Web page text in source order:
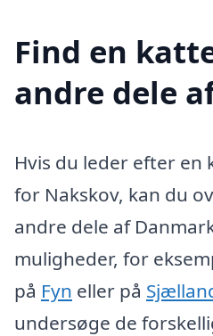
Find en
andre dele
Hvis du leder efter en
for Nakskov, kan du
andre dele af
muligheder, for
på Fyn eller på
undersøge de